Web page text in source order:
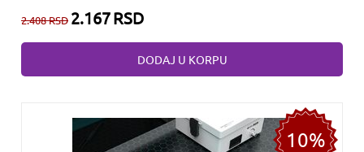
2.408RSD 2.167RSD
DODAJ U KORPU
10%